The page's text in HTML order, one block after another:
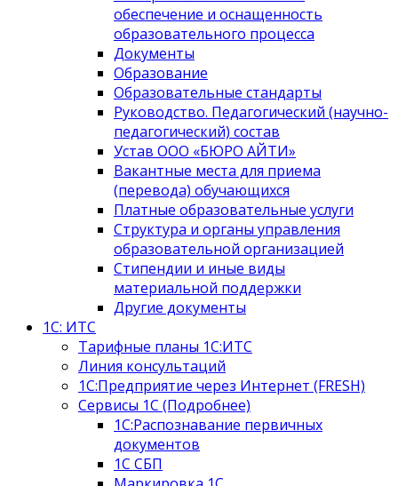
обеспечение и оснащенность
образовательного процесса
Документы
Образование
Образовательные стандарты
Руководство. Педагогический (научно-
педагогический) состав
Устав ООО «БЮРО АЙТИ»
Вакантные места для приема
(перевода) обучающихся
Платные образовательные услуги
Структура и органы управления
образовательной организацией
Стипендии и иные виды
материальной поддержки
Другие документы
1С: ИТС
Тарифные планы 1С:ИТС
Линия консультаций
1С:Предприятие через Интернет (FRESH)
Сервисы 1С (Подробнее)
1С:Распознавание первичных
документов
1С СБП